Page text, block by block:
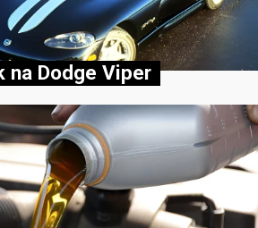
na Dodge Viper